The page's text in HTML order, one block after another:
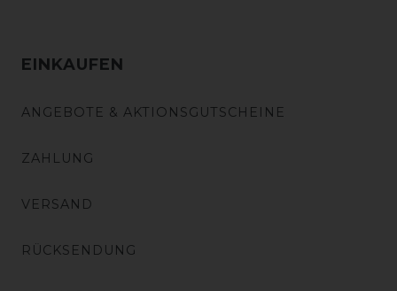
EINKAUFEN
ANGEBOTE & AKTIONSGUTSCHEINE
ZAHLUNG
VERSAND
RÜCKSENDUNG